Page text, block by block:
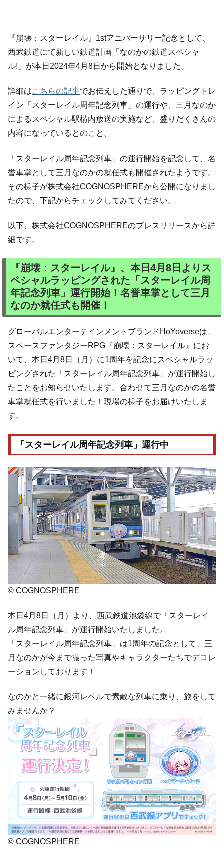
『崩壊：スターレイル』1stアニバーサリー記念として、
西武鉄道にて新しい鉄道計画「なのかの鉄道スペシャ
ル!」が本日2024年4月8日から開始となりました。
詳細はこちらの記事でお伝えした通りで、ラッピングトレ
イン「スターレイル周年記念列車」の運行や、三月なのか
によるスペシャル駅構内放送の実施など、盛りだくさんの
内容になっているとのこと。
「スターレイル周年記念列車」の運行開始を記念して、名
誉車掌として三月なのかの就任式も開催されたようです。
その様子が株式会社COGNOSPHEREから公開になりまし
たので、下記からチェックしてみてください。
以下、株式会社COGNOSPHEREのプレスリリースから詳
細です。
『崩壊：スターレイル』、本日4月8日よりス
ペシャルラッピングされた「スターレイル周
年記念列車」運行開始！名誉車掌として三月
なのか就任式も開催！
グローバルエンターテインメントブランドHoYoverseは、
スペースファンタジーRPG『崩壊：スターレイル』にお
いて、本日4月8日（月）に1周年を記念にスペシャルラッ
ピングされた「スターレイル周年記念列車」が運行開始し
たことをお知らせいたします。合わせて三月なのかの名誉
車掌就任式を行いました！現場の様子をお届けいたしま
す。
「スターレイル周年記念列車」運行中
© COGNOSPHERE
本日4月8日（月）より、西武鉄道池袋線で「スターレイ
ル周年記念列車」が運行開始いたしました。
「スターレイル周年記念列車」は1周年の記念として、三
月なのかが今まで撮った写真やキャラクターたちでデコレ
ーションしております！
なのかと一緒に銀河レベルで素敵な列車に乗り、旅をして
みませんか？
© COGNOSPHERE